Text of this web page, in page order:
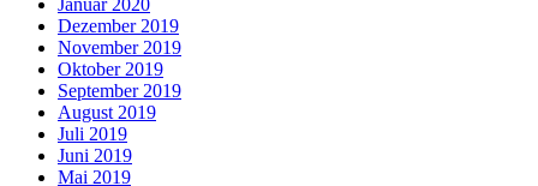
Dezember 2019
November 2019
Oktober 2019
September 2019
August 2019
Juli 2019
Juni 2019
Mai 2019